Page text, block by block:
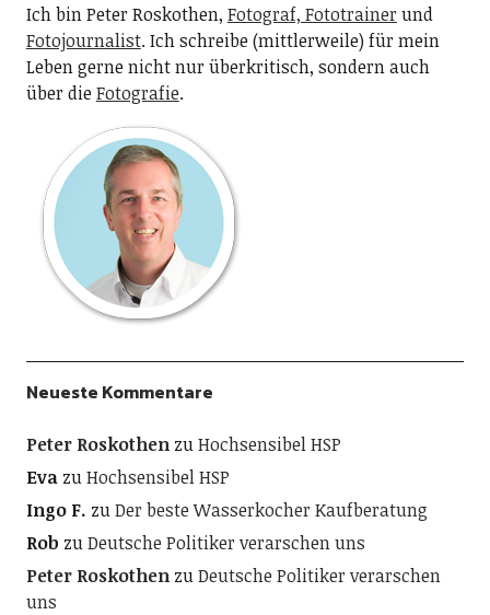
Ich bin Peter Roskothen, Fotograf, Fototrainer und
Fotojournalist. Ich schreibe (mittlerweile) für mein
Leben gerne nicht nur überkritisch, sondern auch
über dieFotografie.
Neueste Kommentare
Peter RoskothenzuHochsensibel HSP
EvazuHochsensibel HSP
Ingo F. zuDer beste Wasserkocher Kaufberatung
Rob zuDeutsche Politiker verarschen uns
Peter RoskothenzuDeutsche Politiker verarschen
uns